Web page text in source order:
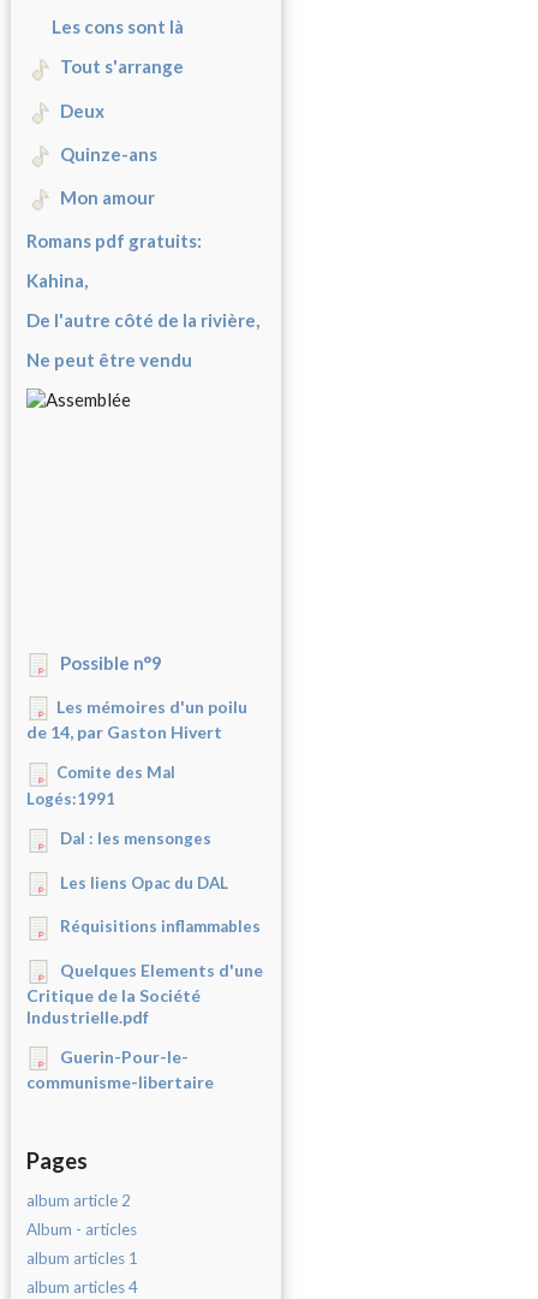
Les cons sont là
Tout s'arrange
Deux
Quinze-ans
Mon amour
Romans pdf gratuits:
Kahina,
De l'autre côté de la rivière,
Ne peut être vendu
Possible n°9
Les mémoires d'un poilu
de 14, par Gaston Hivert
Comite des Mal
Logés:1991
Dal : les mensonges
Les liens Opac du DAL
Réquisitions inflammables
Quelques Elements d'une
Critique de la Société
Industrielle.pdf
Guerin-Pour-le-
communisme-libertaire
Pages
album article 2
Album - articles
album articles 1
album articles 4